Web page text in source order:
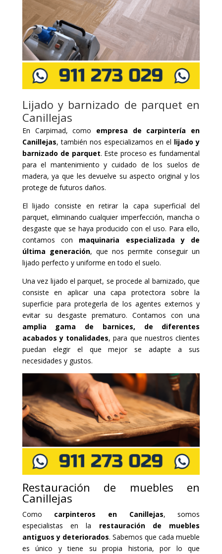
Lijado y barnizado de parquet en
Canillejas
En Carpimad, como empresa de carpintería en
Canillejas, también nos especializamos en el lijado y
barnizado de parquet. Este proceso es fundamental
para el mantenimiento y cuidado de los suelos de
madera, ya que les devuelve su aspecto original y los
protege de futuros daños.
El lijado consiste en retirar la capa superficial del
parquet, eliminando cualquier imperfección, mancha o
desgaste que se haya producido con el uso. Para ello,
contamos con maquinaria especializada y de
última generación, que nos permite conseguir un
lijado perfecto y uniforme en todo el suelo.
Una vez lijado el parquet, se procede al barnizado, que
consiste en aplicar una capa protectora sobre la
superficie para protegerla de los agentes externos y
evitar su desgaste prematuro. Contamos con una
amplia gama de barnices, de diferentes
acabados y tonalidades, para que nuestros clientes
puedan elegir el que mejor se adapte a sus
necesidades y gustos.
Restauración de muebles en
Canillejas
Como carpinteros en Canillejas, somos
especialistas en la restauración de muebles
antiguos y deteriorados. Sabemos que cada mueble
es único y tiene su propia historia, por lo que